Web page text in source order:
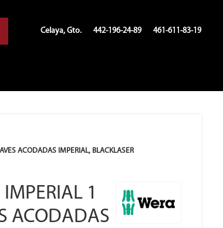
Celaya, Gto. 442-196-24-89 461-611-83-19
ACODADAS IMPERIAL, BLACKLASER
1
ACODADAS